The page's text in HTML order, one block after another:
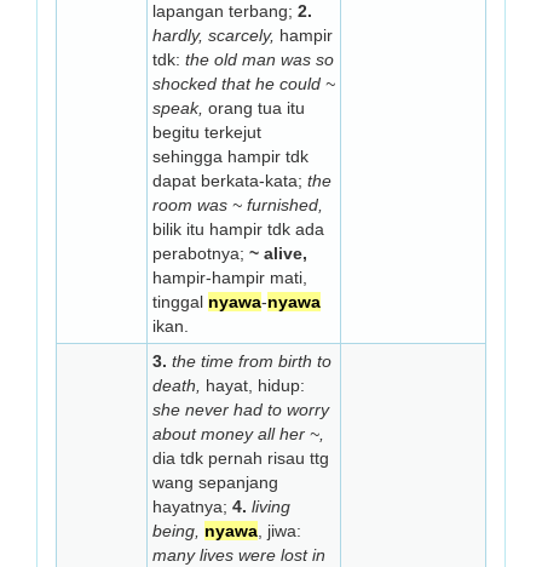
lapangan terbang; 2.
hardly, scarcely, hampir
tdk: the old man was so
shocked that he could ~
speak, orang tua itu
begitu terkejut
sehingga hampir tdk
dapat berkata-kata; the
room was ~ furnished,
bilik itu hampir tdk ada
perabotnya; ~ alive,
hampir-hampir mati,
tinggal nyawa-nyawa
ikan.
3. the time from birth to
death,
hayat, hidup:
she never had to worry
about money all her ~,
dia tdk pernah risau ttg
wang sepanjang
hayatnya; 4. living
being, nyawa , jiwa:
many lives were lost in